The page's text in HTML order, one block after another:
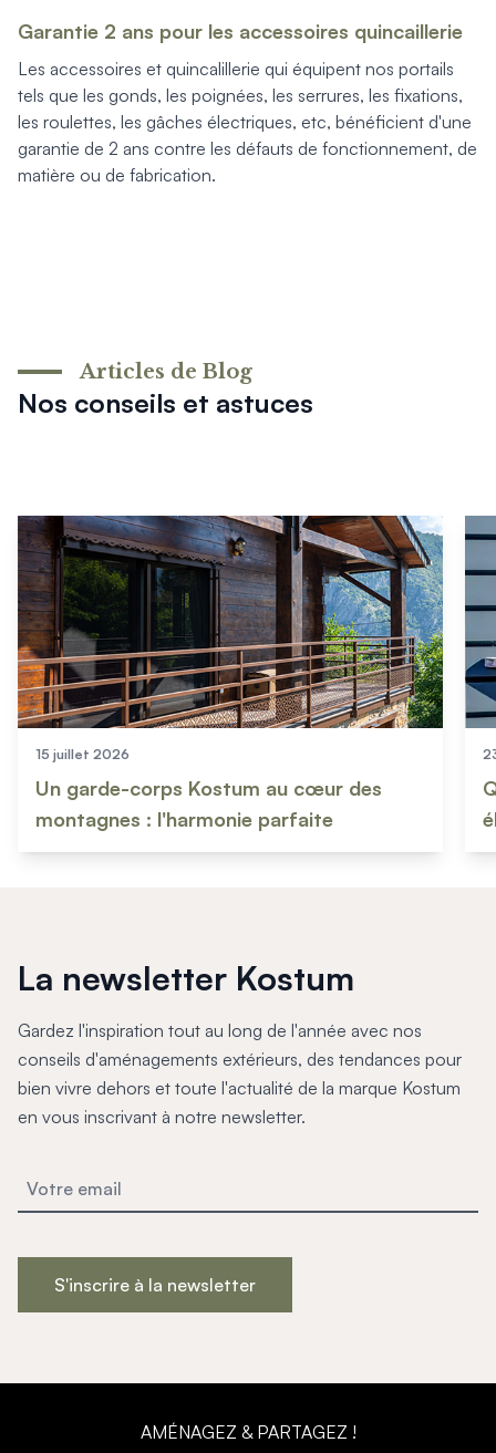
Produits > Options > Domotique
Produits > Options > Boite à colis
Produits > Options > Boites aux lettres/Totem
Produits > Options > Plaque et numéro d'entrée
Catalogues > Catalogue tous produits
Catalogues > Catalogue garde-corps
Catalogues > Catalogue pergolas / carports
Entretien et garantie > Boutique en ligne
Blog
Mon projet > Configurateur
Accès Pro
Garantie 2 ans pour les accessoires quincaillerie
Les accessoires et quincalillerie qui équipent nos portails
tels que les gonds, les poignées, les serrures, les fixations,
les roulettes, les gâches électriques, etc, bénéficient d'une
garantie de 2 ans contre les défauts de fonctionnement, de
matière ou de fabrication.
Nos conseils et astuces
Articles de Blog
15 juillet 2026
Un garde-corps Kostum au cœur des
montagnes : l'harmonie parfaite
La newsletter Kostum
Gardez l'inspiration tout au long de l'année avec nos
conseils d'aménagements extérieurs, des tendances pour
bien vivre dehors et toute l'actualité de la marque Kostum
en vous inscrivant à notre newsletter.
S'inscrire à la newsletter
AMÉNAGEZ & PARTAGEZ !